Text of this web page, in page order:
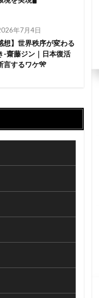
年7月4日
想】世界秩序が変わる
-齋藤ジン｜日本復活
言するワケ🎌